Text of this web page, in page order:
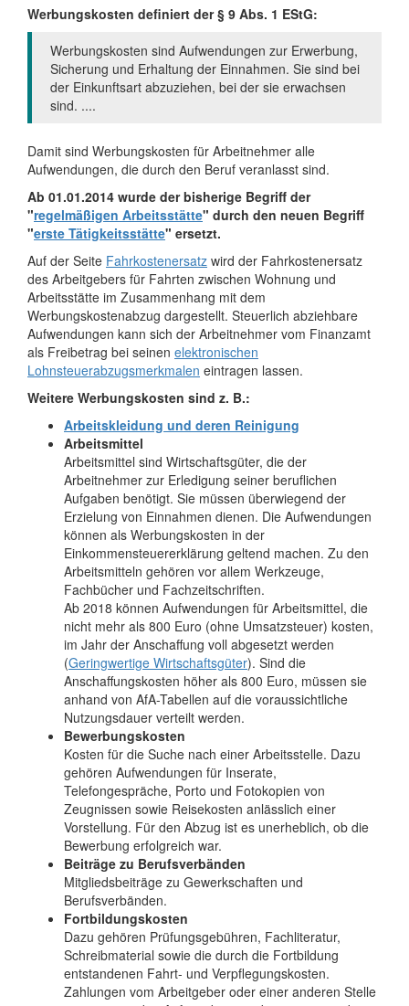
Werbungskosten definiert der § 9 Abs. 1 EStG:
Werbungskosten sind Aufwendungen zur Erwerbung,
Sicherung und Erhaltung der Einnahmen. Sie sind bei
der Einkunftsart abzuziehen, bei der sie erwachsen
sind. ....
Damit sind Werbungskosten für Arbeitnehmer alle
Aufwendungen, die durch den Beruf veranlasst sind.
Ab 01.01.2014 wurde der bisherige Begriff der
"regelmäßigen Arbeitsstätte" durch den neuen Begriff
"erste Tätigkeitsstätte" ersetzt.
Auf der Seite Fahrkostenersatz wird der Fahrkostenersatz
des Arbeitgebers für Fahrten zwischen Wohnung und
Arbeitsstätte im Zusammenhang mit dem
Werbungskostenabzug dargestellt. Steuerlich abziehbare
Aufwendungen kann sich der Arbeitnehmer vom Finanzamt
als Freibetrag bei seinen elektronischen
Lohnsteuerabzugsmerkmalen eintragen lassen.
Weitere Werbungskosten sind z. B.:
Arbeitskleidung und deren Reinigung
Arbeitsmittel
Arbeitsmittel sind Wirtschaftsgüter, die der
Arbeitnehmer zur Erledigung seiner beruflichen
Aufgaben benötigt. Sie müssen überwiegend der
Erzielung von Einnahmen dienen. Die Aufwendungen
können als Werbungskosten in der
Einkommensteuererklärung geltend machen. Zu den
Arbeitsmitteln gehören vor allem Werkzeuge,
Fachbücher und Fachzeitschriften.
Ab 2018 können Aufwendungen für Arbeitsmittel, die
nicht mehr als 800 Euro (ohne Umsatzsteuer) kosten,
im Jahr der Anschaffung voll abgesetzt werden
(Geringwertige Wirtschaftsgüter). Sind die
Anschaffungskosten höher als 800 Euro, müssen sie
anhand von AfA-Tabellen auf die voraussichtliche
Nutzungsdauer verteilt werden.
Bewerbungskosten
Kosten für die Suche nach einer Arbeitsstelle. Dazu
gehören Aufwendungen für Inserate,
Telefongespräche, Porto und Fotokopien von
Zeugnissen sowie Reisekosten anlässlich einer
Vorstellung. Für den Abzug ist es unerheblich, ob die
Bewerbung erfolgreich war.
Beiträge zu Berufsverbänden
Mitgliedsbeiträge zu Gewerkschaften und
Berufsverbänden.
Fortbildungskosten
Dazu gehören Prüfungsgebühren, Fachliteratur,
Schreibmaterial sowie die durch die Fortbildung
entstandenen Fahrt- und Verpflegungskosten.
Zahlungen vom Arbeitgeber oder einer anderen Stelle